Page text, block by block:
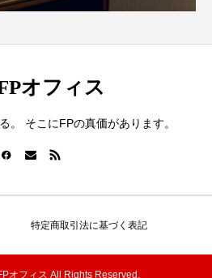
オフィス
。 そこにFPの真価があります。
特定商取引法に基づく表記
オフィス All Rights Reserved.